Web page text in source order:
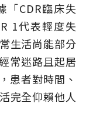
「CDR臨床失
1代表輕度失
生活尚能部分
常迷路且起居
患者對時間、
完全仰賴他人